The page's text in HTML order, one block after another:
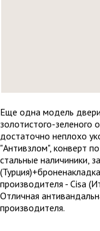
Еще одна модель
золотистого-зеленого
достаточно неплохо
"Антивзлом", конверт
стальные наличиники,
производителя - Cisa
Отличная
производителя.